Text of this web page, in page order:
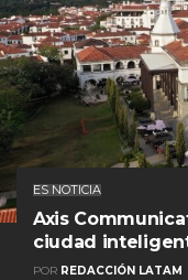
ES NOTICIA
Axis
ciudad
POR REDACCIÓN LATAM